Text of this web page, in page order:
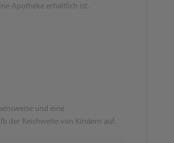
Apotheke erhältlich ist.
und eine
der Reichweite von Kindern auf.